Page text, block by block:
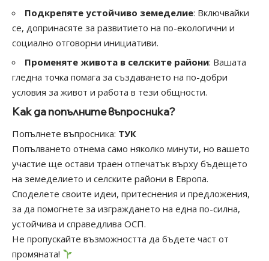
Подкрепяте устойчиво земеделие: Включвайки
се, допринасяте за развитието на по-екологични и
социално отговорни инициативи.
Променяте живота в селските райони: Вашата
гледна точка помага за създаването на по-добри
условия за живот и работа в тези общности.
Как да попълните въпросника?
Попълнете въпросника: ТУК
Попълването отнема само няколко минути, но вашето
участие ще остави траен отпечатък върху бъдещето
на земеделието и селските райони в Европа.
Споделете своите идеи, притеснения и предложения,
за да помогнете за изграждането на една по-силна,
устойчива и справедлива ОСП.
Не пропускайте възможността да бъдете част от
промяната!